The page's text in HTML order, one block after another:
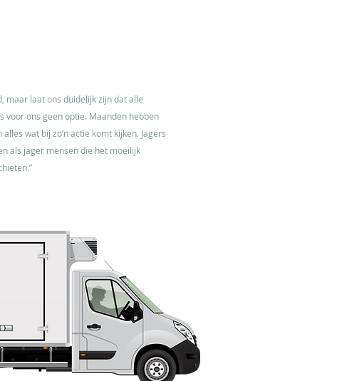
maar laat ons duidelijk zijn dat alle
voor ons geen optie. Maanden hebben
wat bij zo’n actie komt kijken. Jagers
als jager mensen die het moeilijk